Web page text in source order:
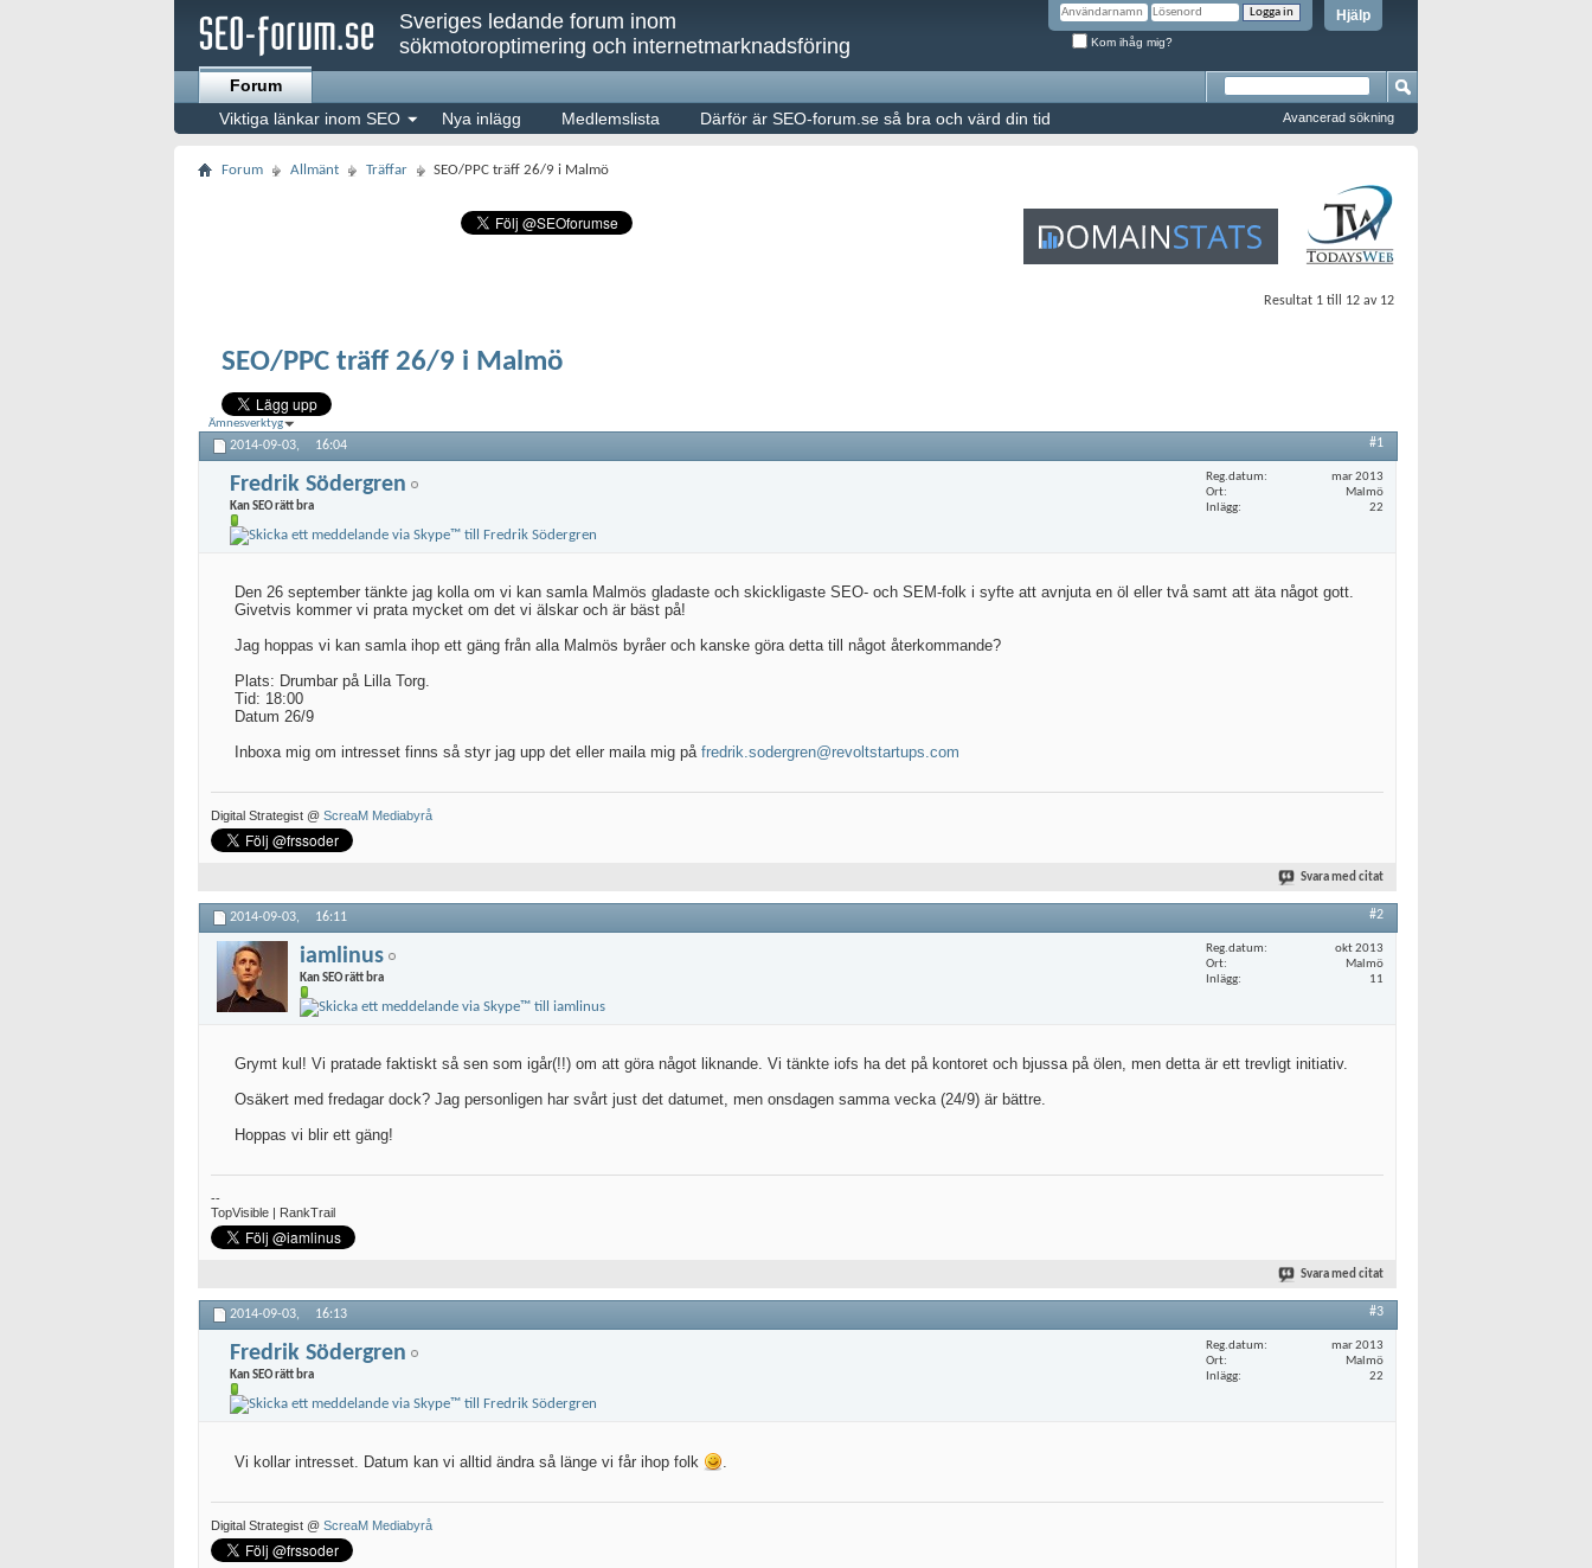
Hjälp
Kom ihåg mig?
Sveriges ledande forum inom
sökmotoroptimering och internetmarknadsföring
Forum
Viktiga länkar inom SEO
Nya inlägg Medlemslista Därför är SEO-forum.se så bra och värd din tid Avancerad sökning
Forum Allmänt Träffar SEO/PPC träff 26/9 i Malmö
Resultat 1 till 12 av 12
SEO/PPC träff 26/9 i Malmö
Ämnesverktyg
2014-09-03, 16:04 #1
Fredrik Södergren
Kan SEO rätt bra
Reg.datum
mar 2013
Ort
Malmö
Inlägg
22
Den 26 september tänkte jag kolla om vi kan samla Malmös gladaste och skickligaste SEO- och SEM-folk i syfte att avnjuta en öl eller två samt att äta något gott.
Givetvis kommer vi prata mycket om det vi älskar och är bäst på!
Jag hoppas vi kan samla ihop ett gäng från alla Malmös byråer och kanske göra detta till något återkommande?
Plats: Drumbar på Lilla Torg.
Tid: 18:00
Datum 26/9
Inboxa mig om intresset finns så styr jag upp det eller maila mig på fredrik.sodergren@revoltstartups.com
Digital Strategist @ ScreaM Mediabyrå
Svara med citat
2014-09-03, 16:11 #2
iamlinus
Kan SEO rätt bra
Reg.datum
okt 2013
Ort
Malmö
Inlägg
11
Grymt kul! Vi pratade faktiskt så sen som igår(!!) om att göra något liknande. Vi tänkte iofs ha det på kontoret och bjussa på ölen, men detta är ett trevligt initiativ.
Osäkert med fredagar dock? Jag personligen har svårt just det datumet, men onsdagen samma vecka (24/9) är bättre.
Hoppas vi blir ett gäng!
--
TopVisible | RankTrail
Svara med citat
2014-09-03, 16:13 #3
Fredrik Södergren
Kan SEO rätt bra
Reg.datum
mar 2013
Ort
Malmö
Inlägg
22
Vi kollar intresset. Datum kan vi alltid ändra så länge vi får ihop folk .
Digital Strategist @ ScreaM Mediabyrå